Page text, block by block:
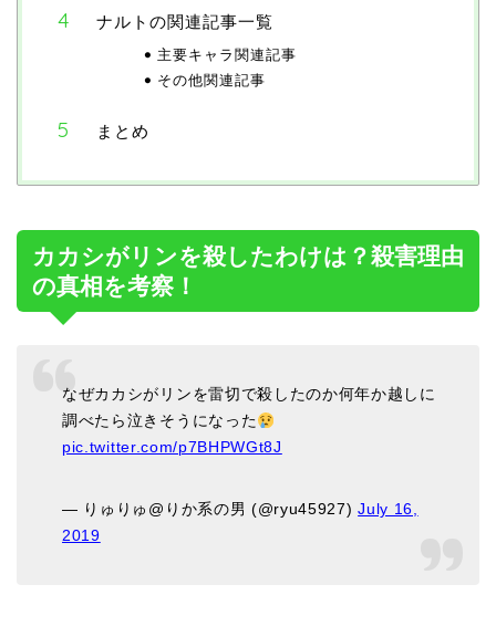
ナルトの関連記事一覧
主要キャラ関連記事
その他関連記事
まとめ
カカシがリンを殺したわけは？殺害理由
の真相を考察！
なぜカカシがリンを雷切で殺したのか何年か越しに
調べたら泣きそうになった
pic.twitter.com/p7BHPWGt8J
— りゅりゅ@りか系の男 (@ryu45927)July 16,
2019